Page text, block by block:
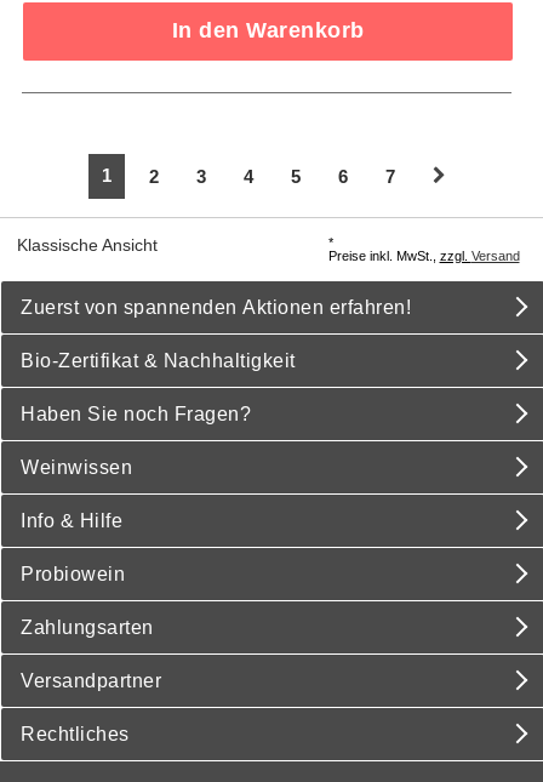
In den Warenkorb
1 2 3 4 5 6 7
Klassische Ansicht
*
Preise inkl. MwSt., zzgl. Versand
Zuerst von spannenden Aktionen erfahren!
Bio-Zertifikat & Nachhaltigkeit
Haben Sie noch Fragen?
Weinwissen
Info & Hilfe
Probiowein
Zahlungsarten
Versandpartner
Rechtliches